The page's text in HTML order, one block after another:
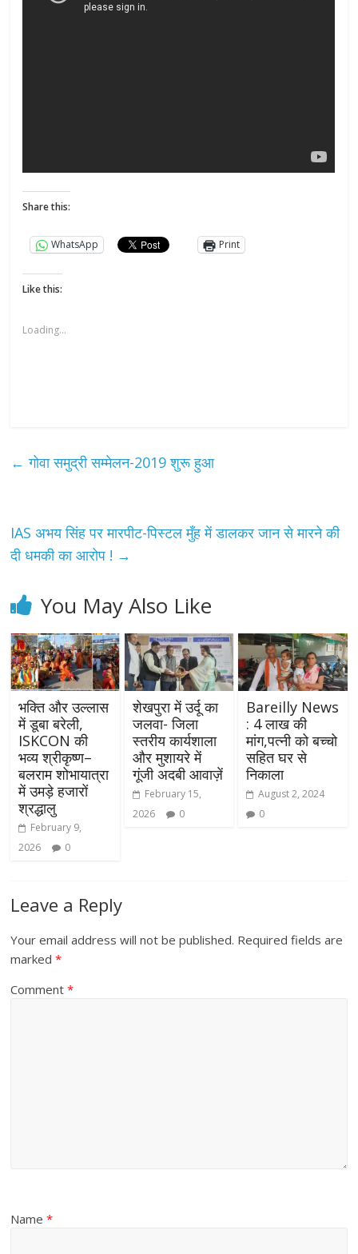
Share this:
WhatsApp Print
Like this:
Loading...
← गोवा समुद्री सम्मेलन-2019 शुरू हुआ
IAS अभय सिंह पर मारपीट-पिस्टल मुँह में डालकर जान से मारने की
दी धमकी का आरोप ! →
You May Also Like
भक्ति और उल्लास
में डूबा बरेली,
ISKCON की
भव्य श्रीकृष्ण–
बलराम शोभायात्रा
में उमड़े हजारों
श्रद्धालु
February 9,
2026
0
शेखपुरा में उर्दू का
जलवा- जिला
स्तरीय कार्यशाला
और मुशायरे में
गूंजी अदबी आवाज़ें
February 15,
2026
0
Bareilly News
: 4 लाख की
मांग,पत्नी को बच्चो
सहित घर से
निकाला
August 2, 2024
0
Leave a Reply
Your email address will not be published. Required fields are
marked*
Comment*
Name*